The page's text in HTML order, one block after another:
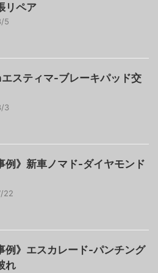
リペア
5
スティマ-ブレーキパッド交
3
例》新車ノマド-ダイヤモンド
22
例》エスカレード-パンチング
れ